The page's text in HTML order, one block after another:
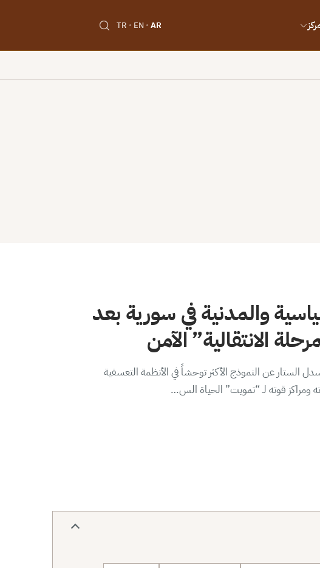
AR
EN
TR
والمدنية في سورية بعد
الانتقالية” الآمن
الستار عن النموذج الأكثر توحشاً في الأنظمة التعسفية
ومراكز قوته لـ “تمويت” الحياة الس…